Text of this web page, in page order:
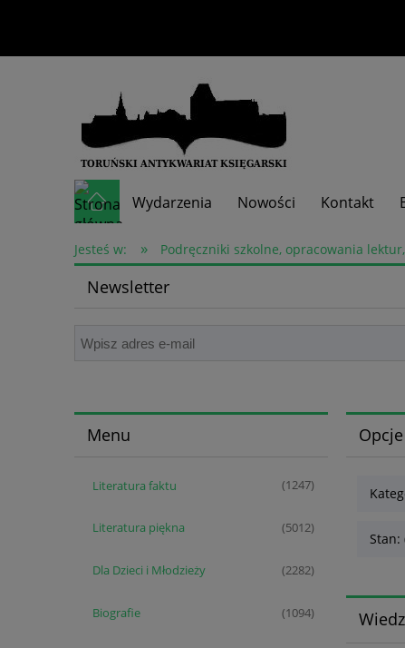
Wydarzenia Nowości Kontakt
Skup książek
Jesteś w: » Podręczniki szkolne, opracowania
Newsletter
Menu
Literatura faktu (1247)
Literatura piękna (5012)
Dla Dzieci i Młodzieży (2282)
Biografie (1094)
Stan: